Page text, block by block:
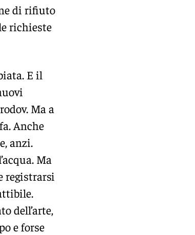
di rifiuto
richieste
E il
Ma a
Anche
anzi.
Ma
registrarsi
dell’arte,
e forse